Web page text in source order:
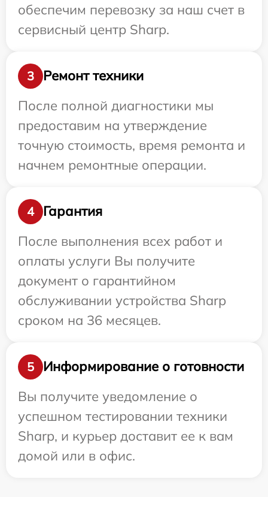
обеспечим перевозку за наш счет в
сервисный центр Sharp.
3
Ремонт техники
После полной диагностики мы
предоставим на утверждение
точную стоимость, время ремонта и
начнем ремонтные операции.
4
Гарантия
После выполнения всех работ и
оплаты услуги Вы получите
документ о гарантийном
обслуживании устройства Sharp
сроком на 36 месяцев.
5
Информирование о готовности
Вы получите уведомление о
успешном тестировании техники
Sharp, и курьер доставит ее к вам
домой или в офис.